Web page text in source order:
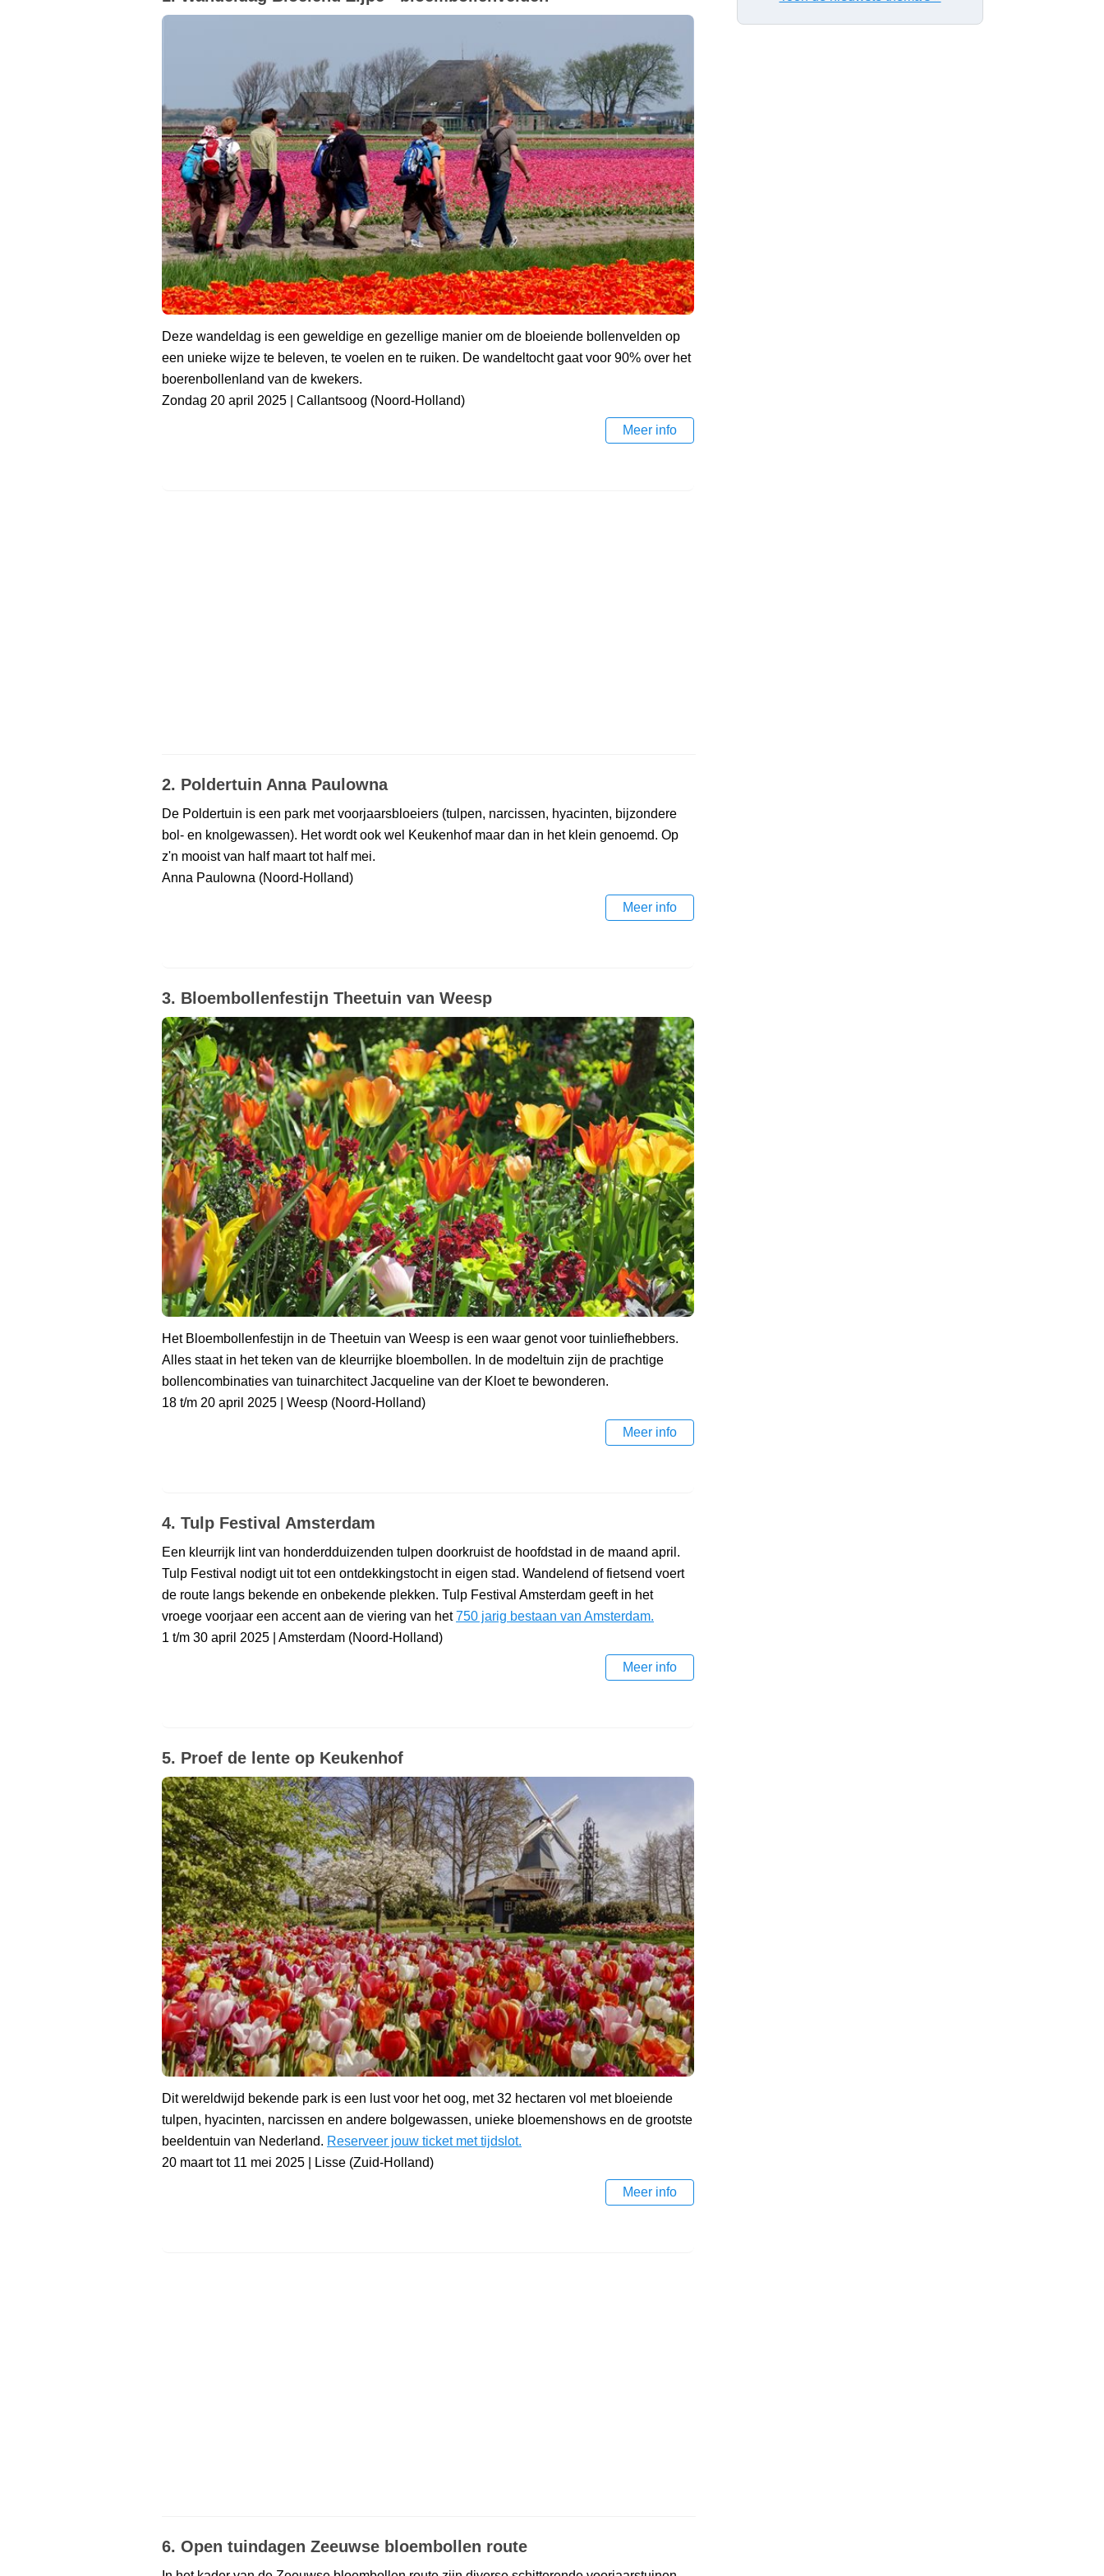
Deze wandeldag is een geweldige en gezellige manier om de bloeiende bollenvelden op
een unieke wijze te beleven, te voelen en te ruiken. De wandeltocht gaat voor 90% over het
boerenbollenland van de kwekers.
Zondag 20 april 2025 | Callantsoog (Noord-Holland)
Meer info
2. Poldertuin Anna Paulowna
De Poldertuin is een park met voorjaarsbloeiers (tulpen, narcissen, hyacinten, bijzondere
bol- en knolgewassen). Het wordt ook wel Keukenhof maar dan in het klein genoemd. Op
z'n mooist van half maart tot half mei.
Anna Paulowna (Noord-Holland)
Meer info
3. Bloembollenfestijn Theetuin van Weesp
Het Bloembollenfestijn in de Theetuin van Weesp is een waar genot voor tuinliefhebbers.
Alles staat in het teken van de kleurrijke bloembollen. In de modeltuin zijn de prachtige
bollencombinaties van tuinarchitect Jacqueline van der Kloet te bewonderen.
18 t/m 20 april 2025 | Weesp (Noord-Holland)
Meer info
4. Tulp Festival Amsterdam
Een kleurrijk lint van honderdduizenden tulpen doorkruist de hoofdstad in de maand april.
Tulp Festival nodigt uit tot een ontdekkingstocht in eigen stad. Wandelend of fietsend voert
de route langs bekende en onbekende plekken. Tulp Festival Amsterdam geeft in het
vroege voorjaar een accent aan de viering van het750 jarig bestaan van Amsterdam.
1 t/m 30 april 2025 | Amsterdam (Noord-Holland)
Meer info
5. Proef de lente op Keukenhof
Dit wereldwijd bekende park is een lust voor het oog, met 32 hectaren vol met bloeiende
tulpen, hyacinten, narcissen en andere bolgewassen, unieke bloemenshows en de grootste
beeldentuin van Nederland. Reserveer jouw ticket met tijdslot.
20 maart tot 11 mei 2025 | Lisse (Zuid-Holland)
Meer info
6. Open tuindagen Zeeuwse bloembollen route